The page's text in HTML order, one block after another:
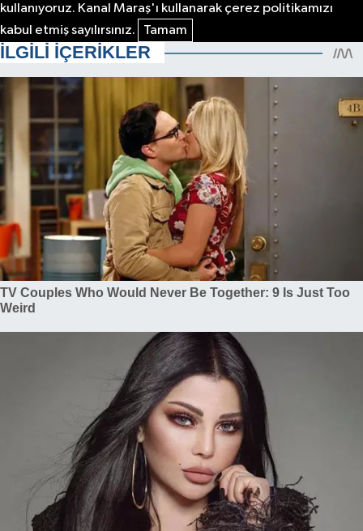
kullanıyoruz. Kanal Maraş'ı kullanarak çerez politikamızı
kabul etmiş sayılırsınız.
Tamam